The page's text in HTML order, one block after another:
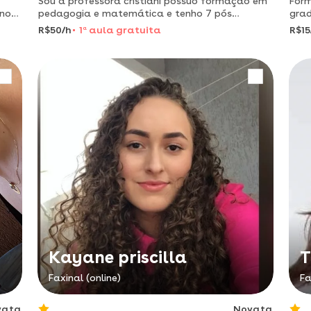
pedagogia e matemática e tenho 7 pós
graduação na área da educação que são: tea,
educação especial, psicopedagogia,
R$50/h 1 a aula gratuita
Kayane priscilla
Faxinal (online)
Novata